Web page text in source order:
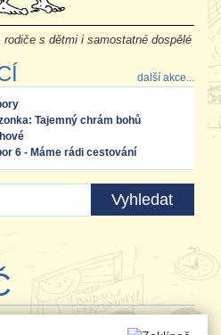
s dětmi i samostatné dospělé
další akce...
Tajemný chrám bohů
6 - Máme rádi cestování